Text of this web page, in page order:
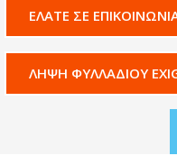
ΕΛΆΤΕ ΣΕ
ΛΗΨΗ ΦΥΛΛΑΔΙΟΥ